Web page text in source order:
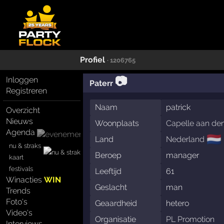
Profiel · 1206765
Inloggen
Registreren
Overzicht
Nieuws
Agenda
nu & straks
kaart
festivals
WinactiesWIN
Trends
Foto's
Video's
Paterr 📷
Naam
patrick
Woonplaats
Capelle aan
Land
Nederland 🇳🇱
Beroep
manager
Leeftijd
61
Geslacht
man
Geaardheid
hetero
Organisatie
PL Promotion